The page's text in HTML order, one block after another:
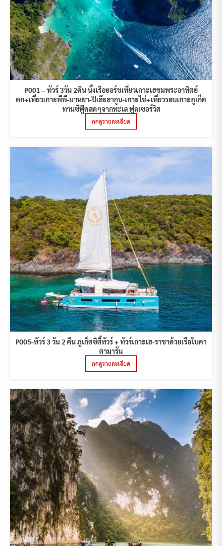
P001 – ทัวร์ 3วัน 2คืน นั่งเรือยอร์ชเที่ยวเกาะเฮชมพระอาทิตย์
ตก+เที่ยวเกาะพีพี-มาหยา-ปิเล๊ะลากูน-เกาะไข่+เที่ยวรอบเกาะภูเก็ต
ทานซีฟู้ดสดๆจากทะเล ฟูลเซอร์วิส
กดดูรายละเอียด
P005-ทัวร์ 3 วัน 2 คืน ภูเก็ตซิตี้ทัวร์ + ทัวร์เกาะเฮ-ราชาด้วยเรือใบคา
ตามารัน
กดดูรายละเอียด